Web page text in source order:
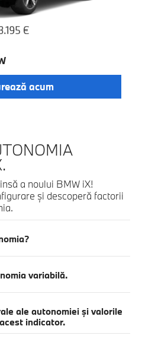
acum
a noului BMW iX!
şi descoperă factorii
variabilă.
ale autonomiei şi valorile
indicator.